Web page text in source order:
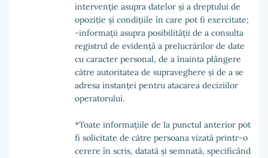
intervenție asupra datelor și a dreptului de
opoziție și condițiile în care pot fi exercitate;
-informații asupra posibilității de a consulta
registrul de evidență a prelucrărilor de date
cu caracter personal, de a înainta plângere
către autoritatea de supraveghere și de a se
adresa instanței pentru atacarea deciziilor
operatorului.
*Toate informațiile de la punctul anterior pot
fi solicitate de către persoana vizată printr-o
cerere în scris, datată și semnată, specificând